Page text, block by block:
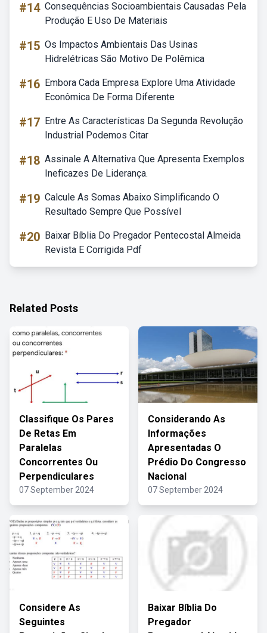
#14 Consequências Socioambientais Causadas Pela
Produção E Uso De Materiais
#15 Os Impactos Ambientais Das Usinas
Hidrelétricas São Motivo De Polêmica
#16 Embora Cada Empresa Explore Uma Atividade
Econômica De Forma Diferente
#17 Entre As Características Da Segunda Revolução
Industrial Podemos Citar
#18 Assinale A Alternativa Que Apresenta Exemplos
Ineficazes De Liderança.
#19 Calcule As Somas Abaixo Simplificando O
Resultado Sempre Que Possível
#20 Baixar Bíblia Do Pregador Pentecostal Almeida
Revista E Corrigida Pdf
Related Posts
Classifique Os Pares
De Retas Em
Paralelas
Concorrentes Ou
Perpendiculares
07 September 2024
Considerando As
Informações
Apresentadas O
Prédio Do Congresso
Nacional
07 September 2024
Considere As
Seguintes
Baixar Bíblia Do
Pregador